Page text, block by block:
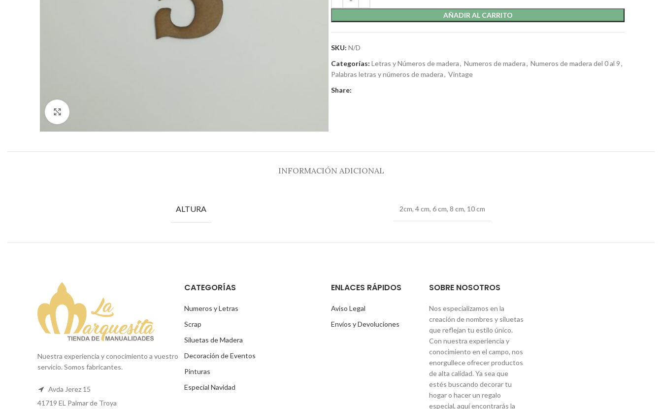
AÑADIR AL CARRITO
SKU: N/D
Categorías: Letras y Números de madera, Numeros de madera, Numeros de madera del 0 al 9,
Palabras letras y números de madera, Vintage
Share:
INFORMACIÓN ADICIONAL
ALTURA 2cm, 4 cm, 6 cm, 8 cm, 10 cm
Nuestra experiencia y conocimiento a vuestro
servicio. Somos fabricantes.
Avda Jerez 15
41719 EL Palmar de Troya
CATEGORÍAS
Numeros y Letras
Scrap
Siluetas de Madera
Decoración de Eventos
Pinturas
Especial Navidad
ENLACES RÁPIDOS
Aviso Legal
Envíos y Devoluciones
SOBRE NOSOTROS
Nos especializamos en la
creación de nombres y siluetas
que reflejan tu estilo único.
Con nuestra experiencia y
conocimiento en el campo, nos
enorgullece ofrecer productos
de alta calidad. Ya sea que
estés buscando decorar tu
hogar o hacer un regalo
especial, aquí encontrarás la